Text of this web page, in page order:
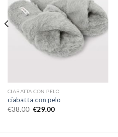
CIABATTA CON PELO
ciabatta con pelo
€38.00 €29.00